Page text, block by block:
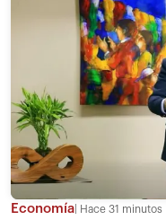
Economía Hace 31 minutos